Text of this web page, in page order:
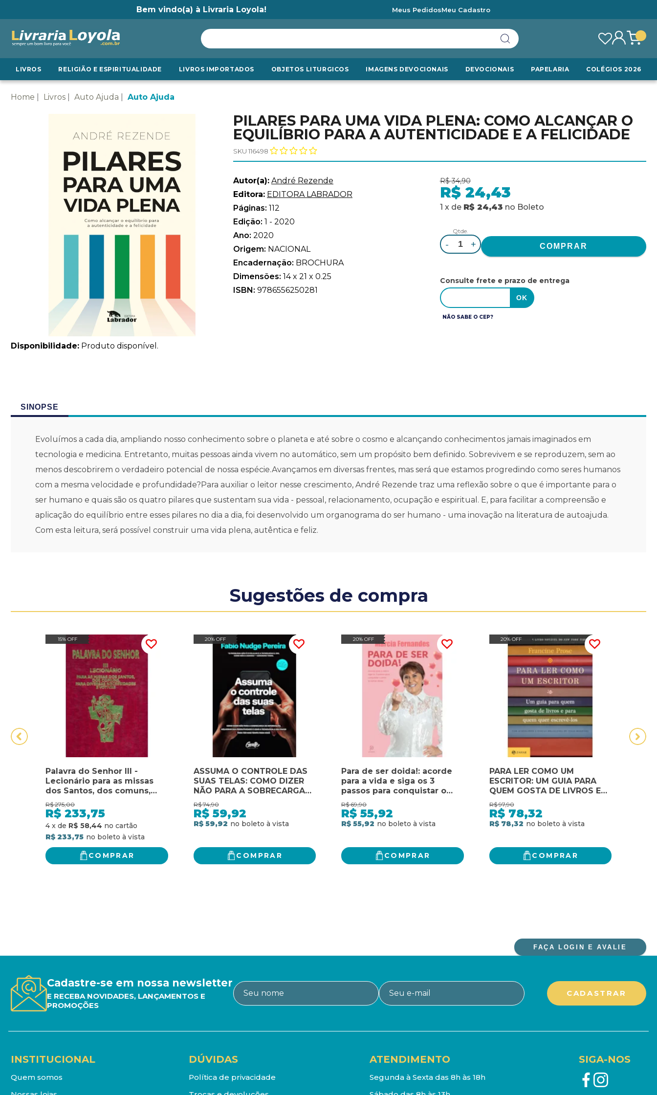
Bem vindo(a) à Livraria Loyola! Meus PedidosMeu Cadastro
LIVROS RELIGIÃO E ESPIRITUALIDADE LIVROS IMPORTADOS OBJETOS LITURGICOS IMAGENS DEVOCIONAIS DEVOCIONAIS PAPELARIA COLÉGIOS 2026
Home Livros Auto Ajuda Auto Ajuda
Disponibilidade: Produto disponível.
PILARES PARA UMA VIDA PLENA: COMO ALCANÇAR O
EQUILÍBRIO PARA A AUTENTICIDADE E A FELICIDADE
SKU 116498
Autor(a): André Rezende
Editora: EDITORA LABRADOR
Páginas: 112
Edição: 1 - 2020
Ano: 2020
Origem: NACIONAL
Encadernação: BROCHURA
Dimensões: 14 x 21 x 0.25
ISBN: 9786556250281
R$ 34,90
R$ 24,43
1 x de R$ 24,43 no Boleto
Qtde.
- +
Consulte frete e prazo de entrega
NÃO SABE O CEP?
SINOPSE
Evoluímos a cada dia, ampliando nosso conhecimento sobre o planeta e até sobre o cosmo e alcançando conhecimentos jamais imaginados em
tecnologia e medicina. Entretanto, muitas pessoas ainda vivem no automático, sem um propósito bem definido. Sobrevivem e se reproduzem, sem ao
menos descobrirem o verdadeiro potencial de nossa espécie.Avançamos em diversas frentes, mas será que estamos progredindo como seres humanos
com a mesma velocidade e profundidade?Para auxiliar o leitor nesse crescimento, André Rezende traz uma reflexão sobre o que é importante para o
ser humano e quais são os quatro pilares que sustentam sua vida - pessoal, relacionamento, ocupação e espiritual. E, para facilitar a compreensão e
aplicação do equilíbrio entre esses pilares no dia a dia, foi desenvolvido um organograma do ser humano - uma inovação na literatura de autoajuda.
Com esta leitura, será possível construir uma vida plena, autêntica e feliz.
Sugestões de compra
15% OFF
Palavra do Senhor III -
Lecionário para as missas
dos Santos, dos comuns,
para diversas necessidades
e votivas: lecionário para as
missas dos santos, dos
comuns, para diversas
necessidades e votivas
R$ 275,00
R$ 233,75
4 x de R$ 58,44
R$ 233,75
COMPRAR
20% OFF
ASSUMA O CONTROLE DAS
SUAS TELAS: COMO DIZER
NÃO PARA A SOBRECARGA
DE INFORMAÇÃO, MELHORAR
A PRODUTIVIDADE E USAR A
TECNOLOGIA A SEU FAVOR
PARA TER MAIS TEMPO PARA
R$ 74,90
R$ 59,92
R$ 59,92
COMPRAR
20% OFF
Para de ser doida!: acorde
para a vida e siga os 3
passos para conquistar o
amor (e outras dicas)
R$ 69,90
R$ 55,92
R$ 55,92
COMPRAR
20% OFF
PARA LER COMO UM
ESCRITOR: UM GUIA PARA
QUEM GOSTA DE LIVROS E
PARA QUEM QUER ESCREVÊ-
LOS
R$ 97,90
R$ 78,32
R$ 78,32
COMPRAR
FAÇA LOGIN E AVALIE
Cadastre-se em nossa newsletter
E RECEBA NOVIDADES, LANÇAMENTOS E
PROMOÇÕES
INSTITUCIONAL
Quem somos
DÚVIDAS
Política de privacidade
ATENDIMENTO
Segunda à Sexta das 8h às 18h
SIGA-NOS